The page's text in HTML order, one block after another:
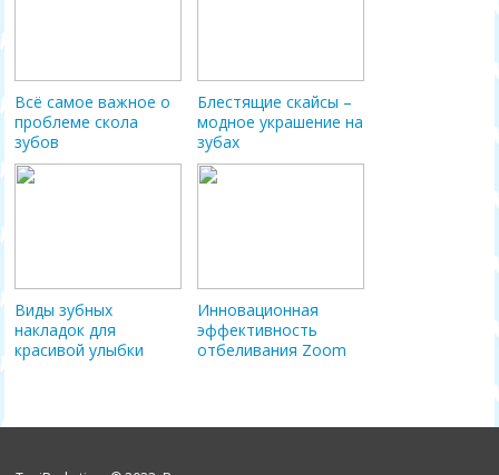
Всё самое важное о
проблеме скола
зубов
Блестящие скайсы –
модное украшение на
зубах
Виды зубных
накладок для
красивой улыбки
Инновационная
эффективность
отбеливания Zoom